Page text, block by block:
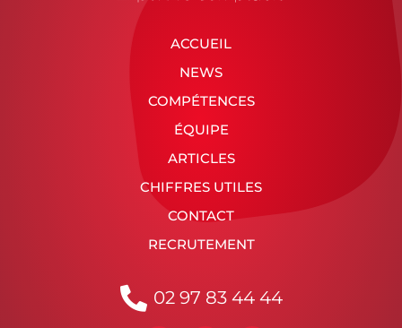
ACCUEIL
NEWS
COMPÉTENCES
ÉQUIPE
ARTICLES
CHIFFRES UTILES
CONTACT
RECRUTEMENT
02 97 83 44 44